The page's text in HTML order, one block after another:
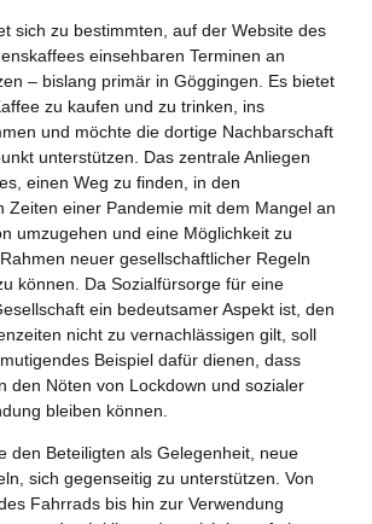
Entwicklung
sich zu bestimmten, auf der Website des
einsehbaren Terminen an
– bislang primär in Göggingen. Es bietet
zu kaufen und zu trinken, ins
und möchte die dortige Nachbarschaft
unterstützen. Das zentrale Anliegen
einen Weg zu finden, in den
Zeiten einer Pandemie mit dem Mangel an
umzugehen und eine Möglichkeit zu
neuer gesellschaftlicher Regeln
können. Da Sozialfürsorge für eine
ein bedeutsamer Aspekt ist, den
nicht zu vernachlässigen gilt, soll
Beispiel dafür dienen, dass
den Nöten von Lockdown und sozialer
bleiben können.
den Beteiligten als Gelegenheit, neue
sich gegenseitig zu unterstützen. Von
Fahrrads bis hin zur Verwendung